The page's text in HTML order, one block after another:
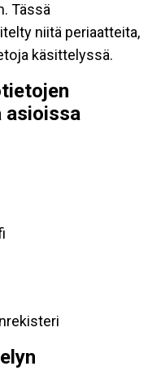
Tässä
niitä periaatteita,
käsittelyssä.
asioissa